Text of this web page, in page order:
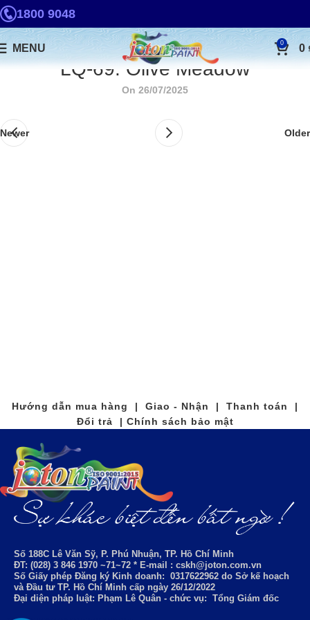
1800 9048
MENU 0 0
LQ-69. Olive Meadow
On 26/07/2025
Newer Older
Hướng dẫn mua hàng | Giao - Nhận | Thanh toán |
Đổi trả | Chính sách bảo mật
Số 188C Lê Văn Sỹ, P. Phú Nhuận, TP. Hồ Chí Minh
ĐT: (028) 3 846 1970 ~71~72 * E-mail : cskh@joton.com.vn
Số Giấy phép Đăng ký Kinh doanh: 0317622962 do Sở kế hoạch
và Đầu tư TP. Hồ Chí Minh cấp ngày 26/12/2022
Đại diện pháp luật: Phạm Lê Quân - chức vụ: Tổng Giám đốc